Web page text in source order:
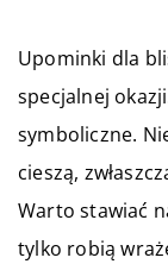
Upominki dla
specjalnej
symboliczne.
cieszą,
Warto stawiać
tylko robią